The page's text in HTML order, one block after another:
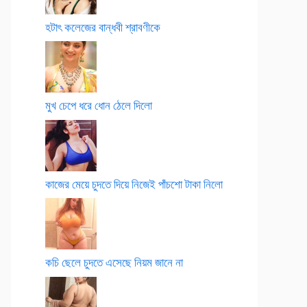
হটাৎ কলেজের বান্ধবী শ্রাবণীকে
মুখ চেপে ধরে ধোন ঠেলে দিলো
কাজের মেয়ে চুদতে দিয়ে নিজেই পাঁচশো টাকা নিলো
কচি ছেলে চুদতে এসেছে নিয়ম জানে না